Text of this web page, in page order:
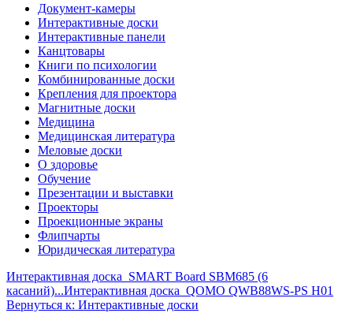
Документ-камеры
Интерактивные доски
Интерактивные панели
Канцтовары
Книги по психологии
Комбинированные доски
Крепления для проектора
Магнитные доски
Медицина
Медицинская литература
Меловые доски
О здоровье
Обучение
Презентации и выставки
Проекторы
Проекционные экраны
Флипчарты
Юридическая литература
Интерактивная доска_SMART Board SBM685 (6
касаний)...Интерактивная доска_QOMO QWB88WS-PS H01
Вернуться к: Интерактивные доски